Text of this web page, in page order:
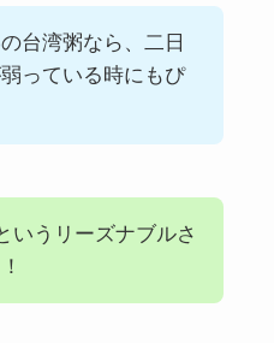
台湾粥なら、二日
っている時にもぴ
いうリーズナブルさ